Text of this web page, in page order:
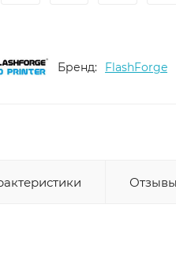
Бренд: FlashForge